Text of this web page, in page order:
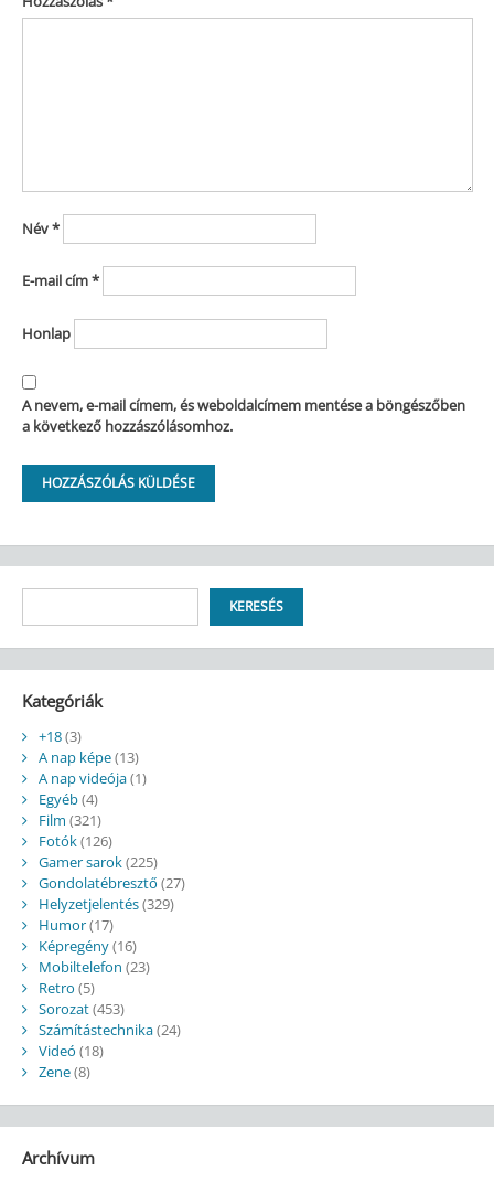
Név*
E-mail cím*
Honlap
A nevem, e-mail címem, és weboldalcímem mentése a böngészőben
a következő hozzászólásomhoz.
KERESÉS
Kategóriák
+18(3)
A nap képe(13)
A nap videója(1)
Egyéb(4)
Film (321)
Fotók(126)
Gamer sarok(225)
Gondolatébresztő (27)
Helyzetjelentés(329)
Humor(17)
Képregény(16)
Mobiltelefon (23)
Retro (5)
Sorozat(453)
Számítástechnika(24)
Videó (18)
Zene(8)
Archívum